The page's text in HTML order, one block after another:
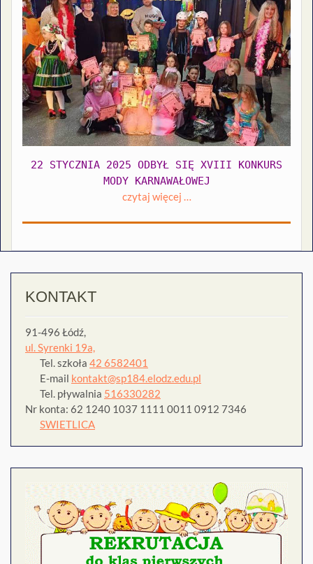
22 STYCZNIA 2025 ODBYŁ SIĘ XVIII KONKURS
MODY KARNAWAŁOWEJ
czytaj więcej …
KONTAKT
91-496 Łódź,
ul. Syrenki 19a,
Tel. szkoła 42 6582401
E-mail kontakt@sp184.elodz.edu.pl
Tel. pływalnia 516330282
Nr konta: 62 1240 1037 1111 0011 0912 7346
SWIETLICA